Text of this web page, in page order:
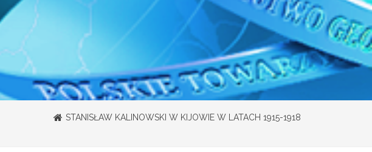
STANISŁAW KALINOWSKI W KIJOWIE W LATACH 1915-1918